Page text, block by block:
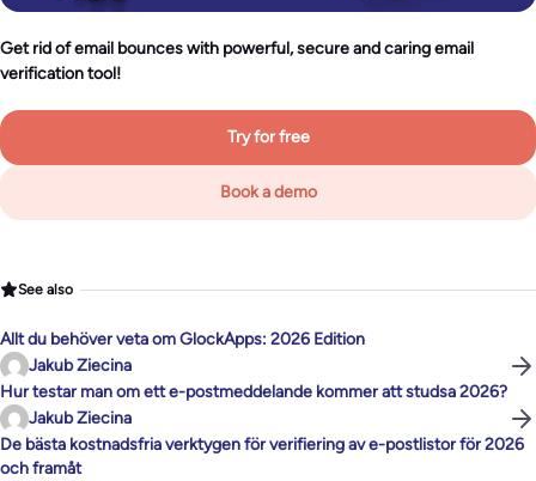
Get rid of email bounces with powerful, secure and caring email
verification tool!
Try for free
Book a demo
See also
Allt du behöver veta om GlockApps: 2026 Edition
Jakub Ziecina
Hur testar man om ett e-postmeddelande kommer att studsa 2026?
Jakub Ziecina
De bästa kostnadsfria verktygen för verifiering av e-postlistor för 2026
och framåt